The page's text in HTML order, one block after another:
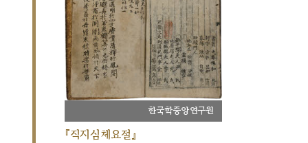
한국학중앙연구원
『직지심체요절』